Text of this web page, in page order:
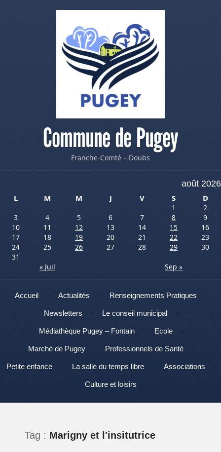
Commune de Pugey
Franche-Comté – Doubs
août 2026
L
M M J V S D
1
2
3
4 5 6 7 8
9
10
11 12 13 14 15
16
17
18 19 20 21 22
23
24
25 26 27 28 29
30
31
« Juil
Sep »
Menu
Aller au contenu
Accueil Actualités Renseignements Pratiques
Newsletters Le conseil municipal
Médiathèque Pugey – Fontain Ecole
Marché de Pugey Professionnels de Santé
Petite enfance La salle du temps libre Associations
Culture et loisirs
Tag : Marigny et l'insitutrice